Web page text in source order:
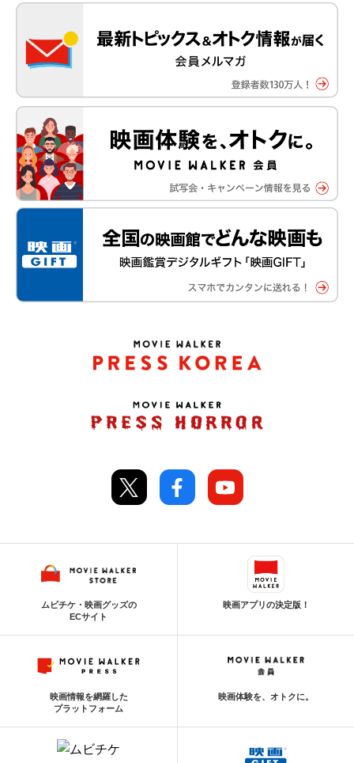
ムビチケ・映画グッズの
ECサイト
映画アプリの決定版！
映画情報を網羅した
プラットフォーム
映画体験を、オトクに。